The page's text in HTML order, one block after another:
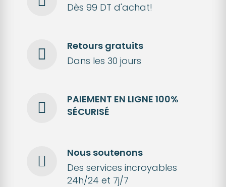
Dès 99 DT d'achat!
Retours gratuits
Dans les 30 jours
PAIEMENT EN LIGNE 100%
SÉCURISÉ
Nous soutenons
Des services incroyables
24h/24 et 7j/7